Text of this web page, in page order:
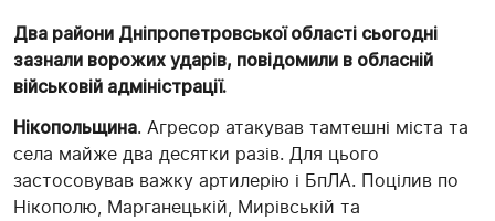
Два райони Дніпропетровської області сьогодні
зазнали ворожих ударів, повідомили в обласній
військовій адміністрації.
Нікопольщина. Агресор атакував тамтешні міста та
села майже два десятки разів. Для цього
застосовував важку артилерію і БпЛА. Поцілив по
Нікополю, Марганецькій, Мирівській та